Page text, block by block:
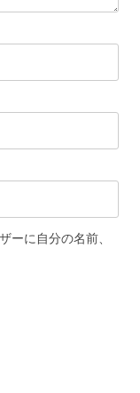
ーに自分の名前、